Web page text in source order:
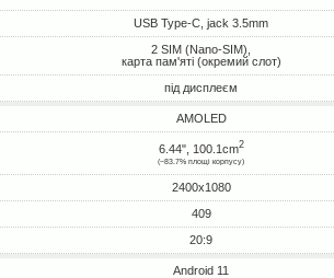
USB Type-C, jack 3.5mm
2 SIM (Nano-SIM),
карта пам'яті (окремий слот)
під дисплеєм
AMOLED
6.44", 100.1cm2
(~83.7% площі корпусу)
2400x1080
409
20:9
Android 11